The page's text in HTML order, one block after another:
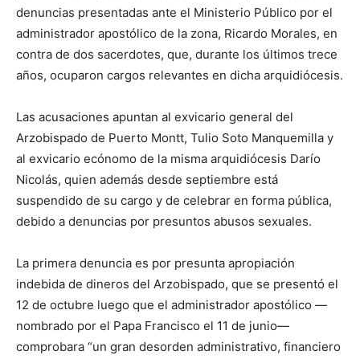
denuncias presentadas ante el Ministerio Público por el
administrador apostólico de la zona, Ricardo Morales, en
contra de dos sacerdotes, que, durante los últimos trece
años, ocuparon cargos relevantes en dicha arquidiócesis.
Las acusaciones apuntan al exvicario general del
Arzobispado de Puerto Montt, Tulio Soto Manquemilla y
al exvicario ecónomo de la misma arquidiócesis Darío
Nicolás, quien además desde septiembre está
suspendido de su cargo y de celebrar en forma pública,
debido a denuncias por presuntos abusos sexuales.
La primera denuncia es por presunta apropiación
indebida de dineros del Arzobispado, que se presentó el
12 de octubre luego que el administrador apostólico —
nombrado por el Papa Francisco el 11 de junio—
comprobara “un gran desorden administrativo, financiero